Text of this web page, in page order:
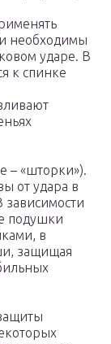
необходимы
ударе. В
к спинке
– «шторки»).
от удара в
зависимости
подушки
в
защищая